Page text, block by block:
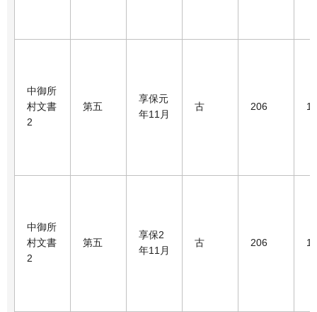
中御所
村文書
2
第五
享保元
年11月
古 206 1
中御所
村文書
2
第五
享保2
年11月
古 206 1